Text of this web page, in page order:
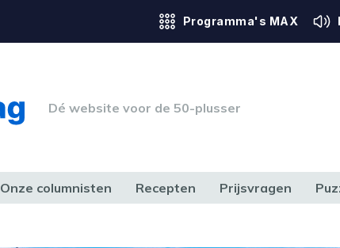
Programma's MAX
Dé website voor de 50-plusser
Onze columnisten Recepten Prijsvragen